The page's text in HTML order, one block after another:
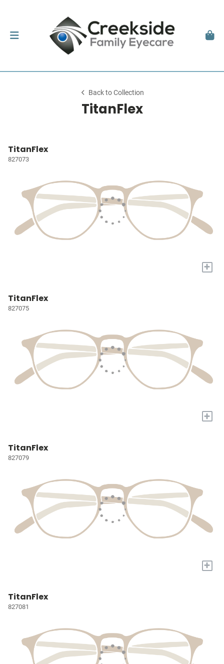
Back to Collection
TitanFlex
TitanFlex
827073
+
TitanFlex
827075
+
TitanFlex
827079
+
TitanFlex
827081